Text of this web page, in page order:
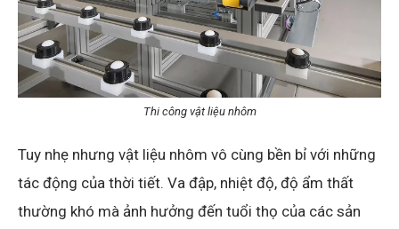
Thi công vật liệu nhôm
Tuy nhẹ nhưng vật liệu nhôm vô cùng bền bỉ với những
tác động của thời tiết. Va đập, nhiệt độ, độ ẩm thất
thường khó mà ảnh hưởng đến tuổi thọ của các sản